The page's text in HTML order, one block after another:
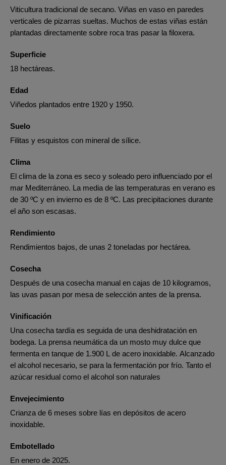
Viticultura tradicional de secano. Viñas en vaso en paredes
verticales de pizarras sueltas. Muchos de estas viñas están
plantadas directamente sobre roca tras pasar la filoxera.
Superficie
18 hectáreas.
Edad
Viñedos plantados entre 1920 y 1950.
Suelo
Filitas y esquistos con mineral de sílice.
Clima
El clima de la zona es seco y soleado pero influenciado por el
mar Mediterráneo. La media de las temperaturas en verano es
de 30 ºC y en invierno es de 8 ºC. Las precipitaciones durante
el año son escasas.
Rendimiento
Rendimientos bajos, de unas 2 toneladas por hectárea.
Cosecha
Después de una cosecha manual en cajas de 10 kilogramos,
las uvas pasan por mesa de selección antes de la prensa.
Vinificación
Una cosecha tardía es seguida de una deshidratación en
bodega. La prensa neumática da un mosto muy dulce que
fermenta en tanque de 1.900 L de acero inoxidable. Alcanzado
el alcohol necesario, se para la fermentación por frío. Tanto el
azúcar residual como el alcohol son naturales
Envejecimiento
Crianza de 6 meses sobre lías en depósitos de acero
inoxidable.
Embotellado
En enero de 2025.